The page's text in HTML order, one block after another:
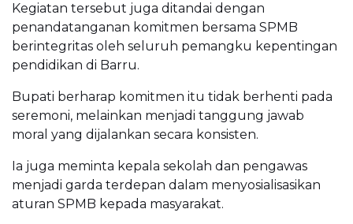
Kegiatan tersebut juga ditandai dengan
penandatanganan komitmen bersama SPMB
berintegritas oleh seluruh pemangku kepentingan
pendidikan di Barru.
Bupati berharap komitmen itu tidak berhenti pada
seremoni, melainkan menjadi tanggung jawab
moral yang dijalankan secara konsisten.
Ia juga meminta kepala sekolah dan pengawas
menjadi garda terdepan dalam menyosialisasikan
aturan SPMB kepada masyarakat.